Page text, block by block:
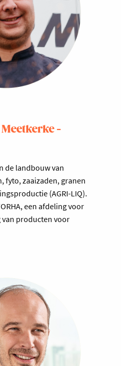
-
de landbouw van
fyto, zaaizaden, granen
(AGRI-LIQ).
een afdeling voor
producten voor